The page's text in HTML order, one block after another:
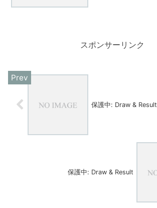
スポンサーリンク
保護中: Draw & Result
保護中: Draw & Result